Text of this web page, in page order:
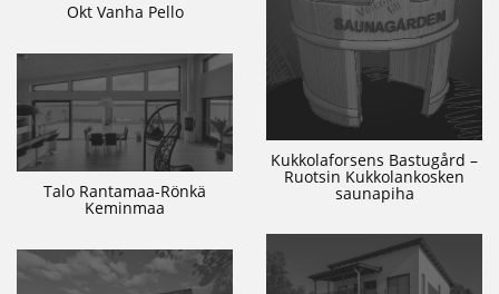
Okt Vanha Pello
Kukkolaforsens Bastugård –
Ruotsin Kukkolankosken
saunapiha
Talo Rantamaa-Rönkä
Keminmaa